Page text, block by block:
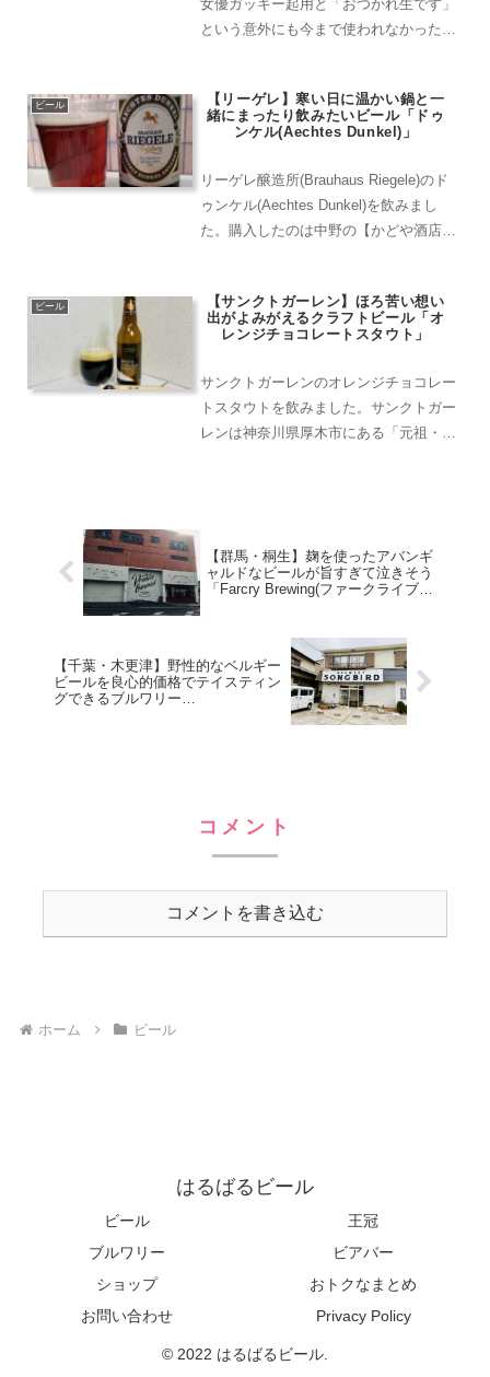
女優ガッキー起用と「おつかれ生です」
という意外にも今まで使われなかったキ
から消えたので、今回は「見つけ次第買
う」スタンスでコンビニでゲ...
ビール
【リーゲレ】寒い日に温かい鍋と一
緒にまったり飲みたいビール「ドゥ
ンケル(Aechtes Dunkel)」
リーゲレ醸造所(Brauhaus Riegele)のド
ゥンケル(Aechtes Dunkel)を飲みまし
た。購入したのは中野の【かどや酒店】
ン州南西部にあるアウグスブルク...
ビール
【サンクトガーレン】ほろ苦い想い
出がよみがえるクラフトビール「オ
レンジチョコレートスタウト」
サンクトガーレンのオレンジチョコレー
トスタウトを飲みました。サンクトガー
レンは神奈川県厚木市にある「元祖・地
【群馬・桐生】麹を使ったアバンギ
ャルドなビールが旨すぎて泣きそう
「Farcry Brewing(ファークライブル
【千葉・木更津】野性的なベルギー
ビールを良心的価格でテイスティン
グできるブルワリー
コメント
コメントを書き込む
ホーム ビール
はるばるビール
ビール
王冠
ブルワリー
ビアバー
ショップ
おトクなまとめ
お問い合わせ
Privacy Policy
© 2022 はるばるビール.